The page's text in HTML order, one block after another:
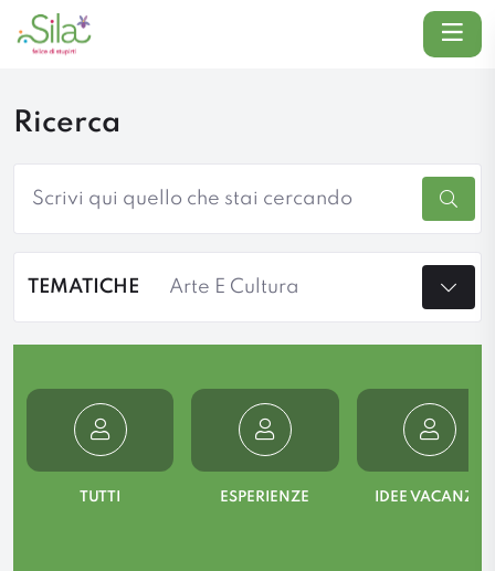
Menu
Ricerca
Cerca
TEMATICHE
TUTTI ESPERIENZE IDEE VACANZA